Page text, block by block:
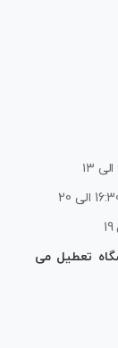
الی 20
تعطیل می